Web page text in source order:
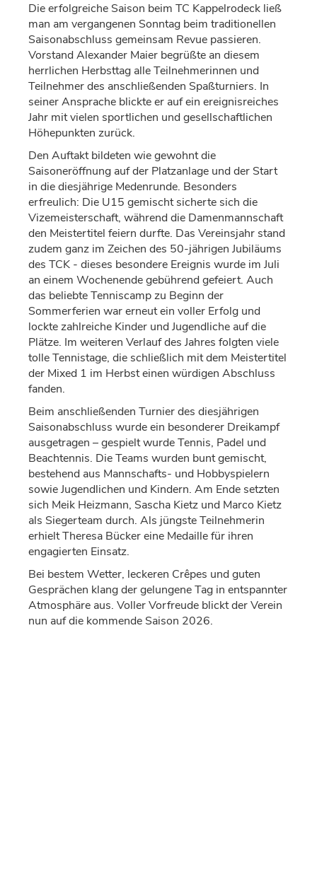
Die erfolgreiche Saison beim TC Kappelrodeck ließ
man am vergangenen Sonntag beim traditionellen
Saisonabschluss gemeinsam Revue passieren.
Vorstand Alexander Maier begrüßte an diesem
herrlichen Herbsttag alle Teilnehmerinnen und
Teilnehmer des anschließenden Spaßturniers. In
seiner Ansprache blickte er auf ein ereignisreiches
Jahr mit vielen sportlichen und gesellschaftlichen
Höhepunkten zurück.
Den Auftakt bildeten wie gewohnt die
Saisoneröffnung auf der Platzanlage und der Start
in die diesjährige Medenrunde. Besonders
erfreulich: Die U15 gemischt sicherte sich die
Vizemeisterschaft, während die Damenmannschaft
den Meistertitel feiern durfte. Das Vereinsjahr stand
zudem ganz im Zeichen des 50-jährigen Jubiläums
des TCK - dieses besondere Ereignis wurde im Juli
an einem Wochenende gebührend gefeiert. Auch
das beliebte Tenniscamp zu Beginn der
Sommerferien war erneut ein voller Erfolg und
lockte zahlreiche Kinder und Jugendliche auf die
Plätze. Im weiteren Verlauf des Jahres folgten viele
tolle Tennistage, die schließlich mit dem Meistertitel
der Mixed 1 im Herbst einen würdigen Abschluss
fanden.
Beim anschließenden Turnier des diesjährigen
Saisonabschluss wurde ein besonderer Dreikampf
ausgetragen – gespielt wurde Tennis, Padel und
Beachtennis. Die Teams wurden bunt gemischt,
bestehend aus Mannschafts- und Hobbyspielern
sowie Jugendlichen und Kindern. Am Ende setzten
sich Meik Heizmann, Sascha Kietz und Marco Kietz
als Siegerteam durch. Als jüngste Teilnehmerin
erhielt Theresa Bücker eine Medaille für ihren
engagierten Einsatz.
Bei bestem Wetter, leckeren Crêpes und guten
Gesprächen klang der gelungene Tag in entspannter
Atmosphäre aus. Voller Vorfreude blickt der Verein
nun auf die kommende Saison 2026.